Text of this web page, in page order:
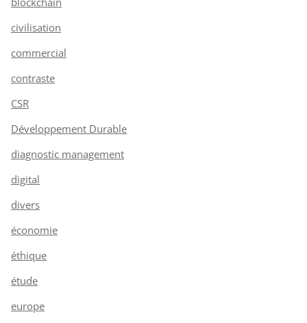
civilisation
commercial
contraste
CSR
Développement Durable
diagnostic management
digital
divers
économie
éthique
étude
europe